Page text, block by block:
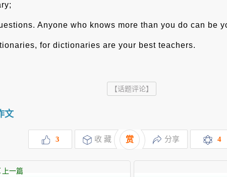
Anyone who knows more than you do can be
for dictionaries are your best teachers.
【话题评论】
文
3 收 藏 赏 分享 4
上一篇